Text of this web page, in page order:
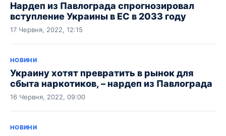
Нардеп из Павлограда спрогнозировал
вступление Украины в ЕС в 2033 году
17 Червня, 2022, 12:15
НОВИНИ
Украину хотят превратить в рынок для
сбыта наркотиков, – нардеп из Павлограда
16 Червня, 2022, 09:00
НОВИНИ